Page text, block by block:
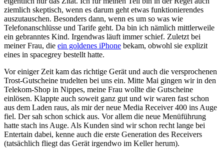
ziemlich skeptisch, wenn es darum geht etwas funktionierendes
auszutauschen. Besonders dann, wenn es um so was wie
Telefonanschlüsse und Tarife geht. Da bin ich nämlich mittlerweile
ein gebranntes Kind. Irgendwas läuft immer schief. Zuletzt bei
meiner Frau, die ein goldenes iPhone bekam, obwohl sie explizit
eines in spacegrey bestellt hatte.
Vor einiger Zeit kam das richtige Gerät und auch die versprochenen
Trost-Gutscheine trudelten bei uns ein. Mitte Mai gingen wir in den
Telekom-Shop in Nippes, meine Frau wollte die Gutscheine
einlösen. Klappte auch soweit ganz gut und wir waren fast schon
aus dem Laden raus, als mir der neue Media Receiver 400 ins Auge
fiel. Der sah schon schick aus. Vor allem die neue Menüführung
hatte stach ins Auge. Als Kunden sind wir schon recht lange bei
Entertain dabei, kenne auch die erste Generation des Receivers
(tatsächlich fliegt das Gerät irgendwo im Keller herum).